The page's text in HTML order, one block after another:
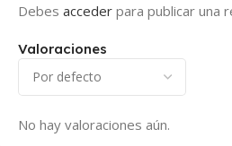
Valoraciones
No hay valoraciones aún.
Debes acceder para publicar una